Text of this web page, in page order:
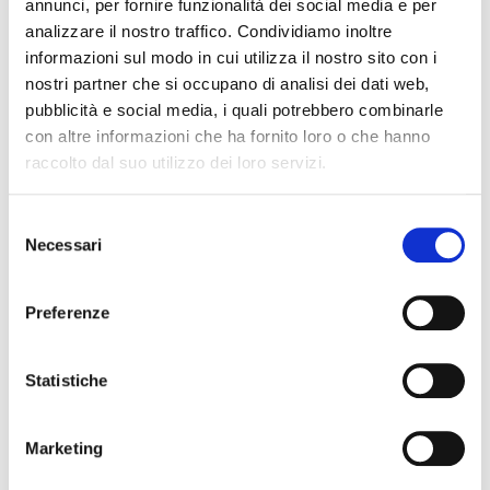
annunci, per fornire funzionalità dei social media e per
analizzare il nostro traffico. Condividiamo inoltre
informazioni sul modo in cui utilizza il nostro sito con i
nostri partner che si occupano di analisi dei dati web,
pubblicità e social media, i quali potrebbero combinarle
con altre informazioni che ha fornito loro o che hanno
raccolto dal suo utilizzo dei loro servizi.
delNecessari
Preferenze
Statistiche
Marketing
complete ed integrate sui contenuti,
per editori di qualsiasi dimensione, per gli
scopi di comunicazione dei brand e anche
per gli e-commerce. Costruiamo i
contenuti sugliintenti reali degli utenti,
chiari, utili e coerenti con il brand, affinché
questi siano rilevanti, affidabili e visibili nei
SEO per le News